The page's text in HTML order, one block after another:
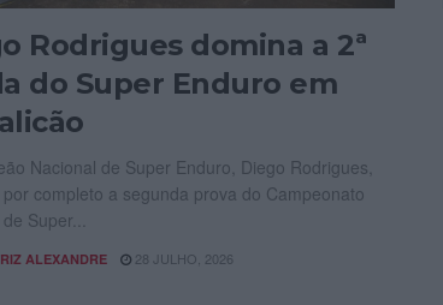
Rodrigues domina a 2ª
do Super Enduro em
Nacional de Super Enduro, Diego Rodrigues,
completo a segunda prova do Campeonato
Super...
ALEXANDRE 28 JULHO, 2026